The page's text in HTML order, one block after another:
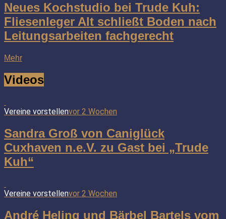
Neues Kochstudio bei Trude Kuh:
Fliesenleger Alt schließt Boden nach
Leitungsarbeiten fachgerecht
Mehr
Videos
Vereine vorstellenvor 2 Wochen
Sandra Groß von Caniglück
Cuxhaven n.e.V. zu Gast bei „Trude
Kuh“
Vereine vorstellenvor 2 Wochen
André Heling und Bärbel Bartels vom